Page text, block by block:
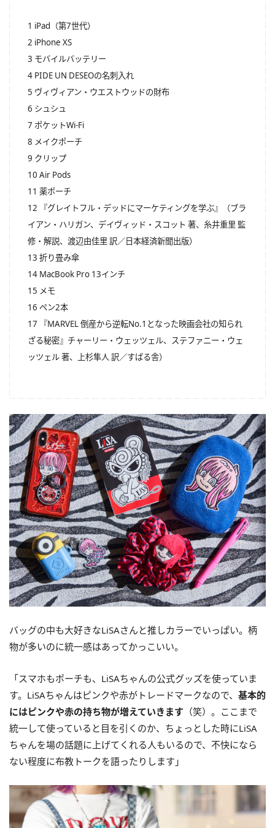
1 iPad（第7世代）
2 iPhone XS
3 モバイルバッテリー
4 PIDE UN DESEOの名刺入れ
5 ヴィヴィアン・ウエストウッドの財布
6 シュシュ
7 ポケットWi-Fi
8 メイクポーチ
9 クリップ
10 Air Pods
11 薬ポーチ
12 『グレイトフル・デッドにマーケティングを学ぶ』（ブラ
イアン・ハリガン、デイヴィッド・スコット 著、糸井重里 監
修・解説、渡辺由佳里 訳／日本経済新聞出版）
13 折り畳み傘
14 MacBook Pro 13インチ
15 メモ
16 ペン2本
17 『MARVEL 倒産から逆転No.1となった映画会社の知られ
ざる秘密』チャーリー・ウェッツェル、ステファニー・ウェ
ッツェル 著、上杉隼人 訳／すばる舎）
バッグの中も大好きなLiSAさんと推しカラーでいっぱい。柄
物が多いのに統一感はあってかっこいい。
「スマホもポーチも、LiSAちゃんの公式グッズを使っていま
す。LiSAちゃんはピンクや赤がトレードマークなので、 基本的
にはピンクや赤の持ち物が増えていきます （笑）。ここまで
統一して使っていると目を引くのか、ちょっとした時にLiSA
ちゃんを場の話題に上げてくれる人もいるので、不快になら
ない程度に布教トークを語ったりします」